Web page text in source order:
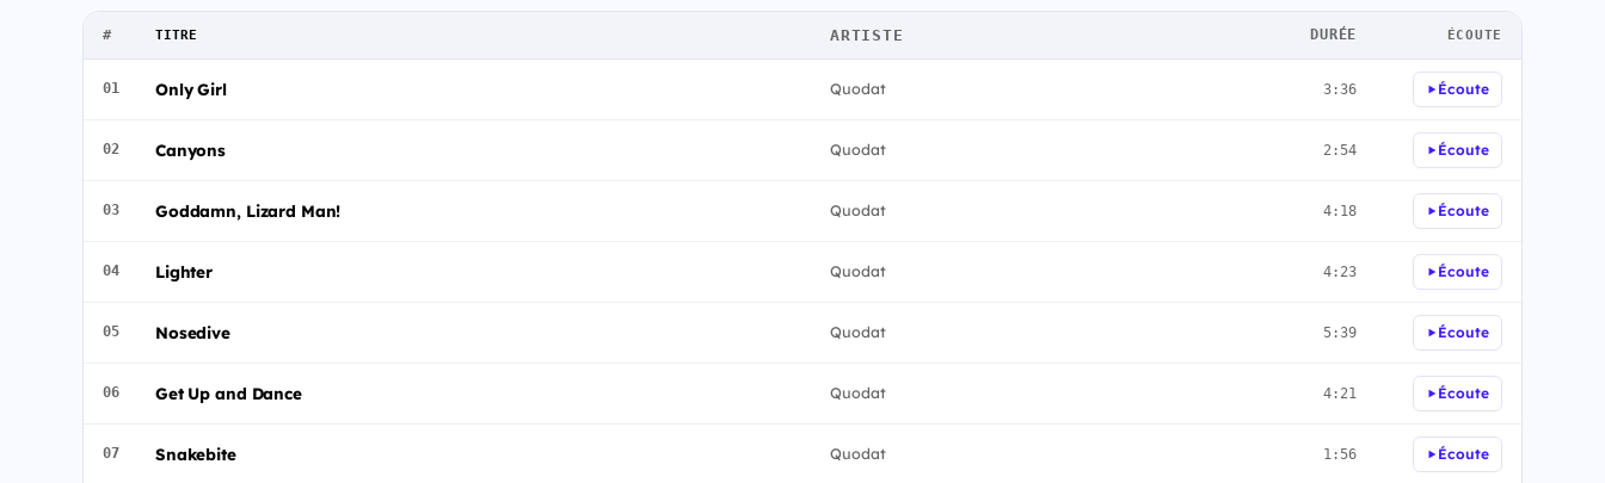
# TITRE ARTISTE DURÉE ÉCOUTE
01 Only Girl Quodat 3:36 Écoute
02 Canyons Quodat 2:54 Écoute
03 Goddamn, Lizard Man! Quodat 4:18 Écoute
04 Lighter Quodat 4:23 Écoute
05 Nosedive Quodat 5:39 Écoute
06 Get Up and Dance Quodat 4:21 Écoute
07 Snakebite Quodat 1:56 Écoute